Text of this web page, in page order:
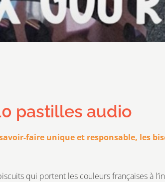
pastilles audio
faire unique et responsable, les
qui portent les couleurs françaises à